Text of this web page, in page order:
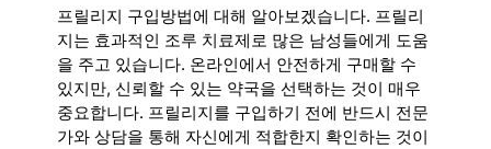
프릴리지 구입방법에 대해 알아보겠습니다. 프릴리
지는 효과적인 조루 치료제로 많은 남성들에게 도움
을 주고 있습니다. 온라인에서 안전하게 구매할 수
있지만, 신뢰할 수 있는 약국을 선택하는 것이 매우
중요합니다. 프릴리지를 구입하기 전에 반드시 전문
가와 상담을 통해 자신에게 적합한지 확인하는 것이